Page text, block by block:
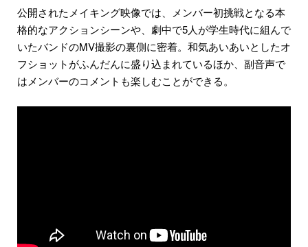
公開されたメイキング映像では、メンバー初挑戦となる本
格的なアクションシーンや、劇中で5人が学生時代に組んで
いたバンドのMV撮影の裏側に密着。和気あいあいとしたオ
フショットがふんだんに盛り込まれているほか、副音声で
はメンバーのコメントも楽しむことができる。